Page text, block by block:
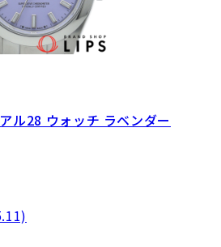
ル28 ウォッチ ラベンダー